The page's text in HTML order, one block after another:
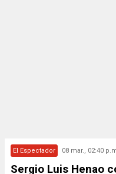
El Espectador 08 mar., 02:40
Sergio Luis Henao